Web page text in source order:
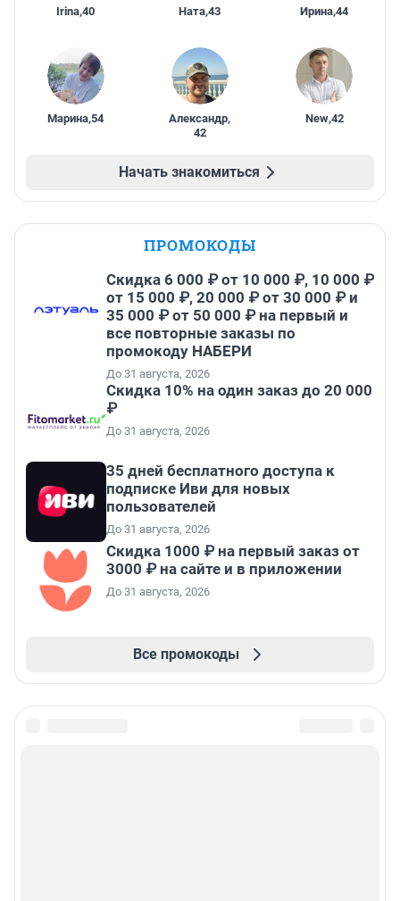
Irina,40 Ната,43 Ирина,44
Марина,54 Александр,
42
New,42
Начать знакомиться
ПРОМОКОДЫ
Скидка 6 000 ₽ от 10 000 ₽, 10 000 ₽
от 15 000 ₽, 20 000 ₽ от 30 000 ₽ и
35 000 ₽ от 50 000 ₽ на первый и
все повторные заказы по
промокоду НАБЕРИ
До 31 августа, 2026
Скидка 10% на один заказ до 20 000
₽
До 31 августа, 2026
35 дней бесплатного доступа к
подписке Иви для новых
пользователей
До 31 августа, 2026
Скидка 1000 ₽ на первый заказ от
3000 ₽ на сайте и в приложении
До 31 августа, 2026
Все промокоды